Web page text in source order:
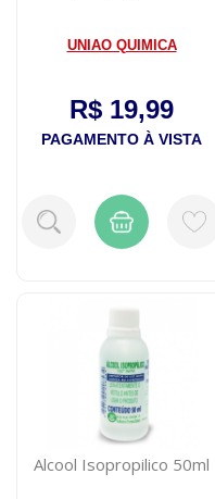
UNIAO QUIMICA
R$ 19,99
PAGAMENTO À VISTA
Alcool Isopropilico 50ml